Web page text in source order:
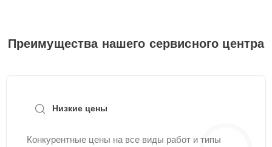
Преимущества нашего сервисного центра
Низкие цены
Конкурентные цены на все виды работ и типы